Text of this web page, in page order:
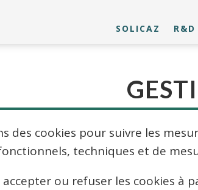
SOLICAZ R&D
des cookies pour suivre les
techniques et de
accepter ou refuser les cookies à